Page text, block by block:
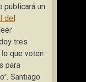
publicará un
del
tres
que voten
para
Santiago